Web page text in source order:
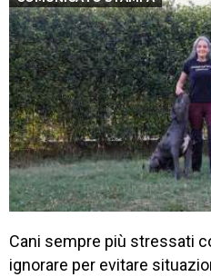
Cani sempre più stressati
ignorare per evitare